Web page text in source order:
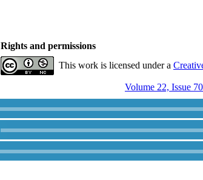
Rights and permissions
This work is licensed under a
Volume 22, Issue